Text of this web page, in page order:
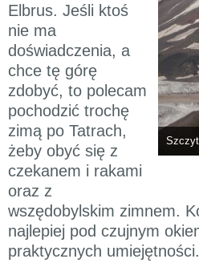
Elbrus. Jeśli ktoś
nie ma
doświadczenia, a
chce tę górę
zdobyć, to polecam
pochodzić trochę
zimą po Tatrach,
żeby obyć się z
czekanem i rakami
oraz z
wszędobylskim zimnem.
najlepiej pod czujnym
praktycznych umiejętności.